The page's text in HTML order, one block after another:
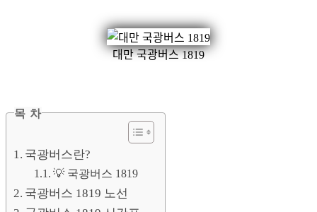
대만 국광버스 1819
목 차
국광버스란?
💡 국광버스 1819
국광버스 1819 노선